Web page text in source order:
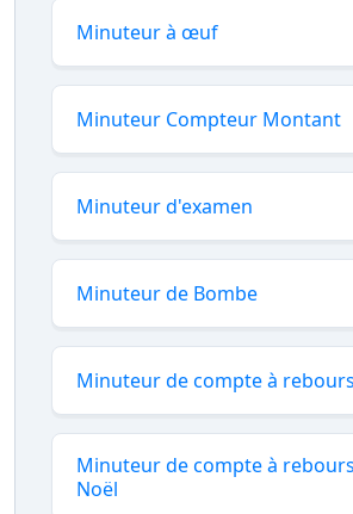
Minuteur à œuf
Minuteur Compteur Montant
Minuteur d'examen
Minuteur de Bombe
Minuteur de compte à rebours
Minuteur de compte à
Noël